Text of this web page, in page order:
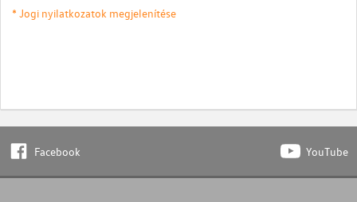
* Jogi nyilatkozatok megjelenítése
Facebook YouTube